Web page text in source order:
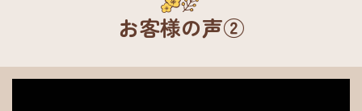
お客様の声②